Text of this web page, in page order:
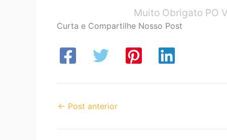
Muito Obrigato PO
Curta e Compartilhe Nosso Post
← Post anterior